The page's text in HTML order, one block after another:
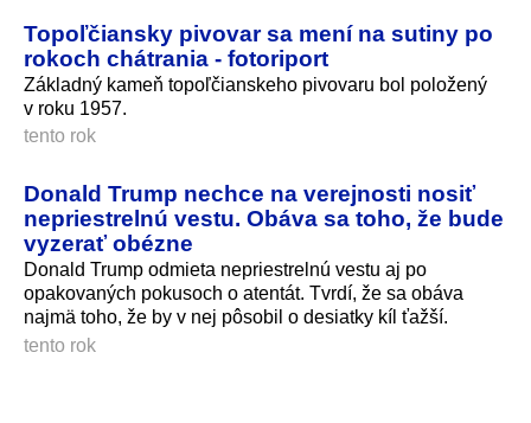
Topoľčiansky pivovar sa mení na sutiny po
rokoch chátrania - fotoriport
Základný kameň topoľčianskeho pivovaru bol položený
v roku 1957.
tento rok
Donald Trump nechce na verejnosti nosiť
nepriestrelnú vestu. Obáva sa toho, že bude
vyzerať obézne
Donald Trump odmieta nepriestrelnú vestu aj po
opakovaných pokusoch o atentát. Tvrdí, že sa obáva
najmä toho, že by v nej pôsobil o desiatky kíl ťažší.
tento rok